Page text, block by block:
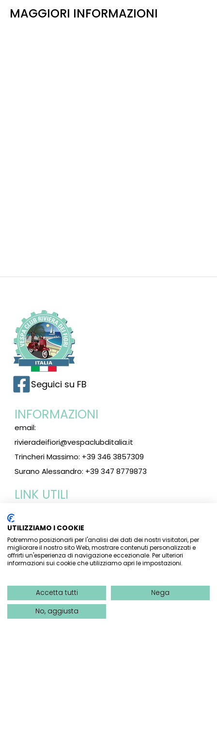
MAGGIORI INFORMAZIONI
Seguici su FB
INFORMAZIONI
email:
rivieradeifiori@vespaclubditalia.it
Trincheri Massimo: +39 346 3857309
Surano Alessandro: +39 347 8779873
LINK UTILI
Vespa race
Colori per vespa
UTILIZZIAMO I COOKIE
Potremmo posizionarli per l'analisi dei dati dei nostri visitatori, per
migliorare il nostro sito Web, mostrare contenuti personalizzati e
offrirti un'esperienza di navigazione eccezionale. Per ulteriori
informazioni sui cookie che utilizziamo apri le impostazioni.
Accetta tutti
Nega
No, aggiusta